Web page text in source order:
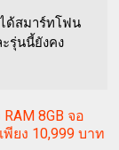
ด้สมาร์ทโฟน
รุ่นนี้ยังคง
RAM 8GB จอ
ยง 10,999 บาท